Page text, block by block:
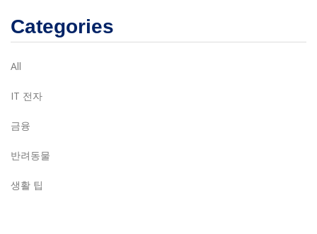
Categories
All
IT 전자
금융
반려동물
생활 팁